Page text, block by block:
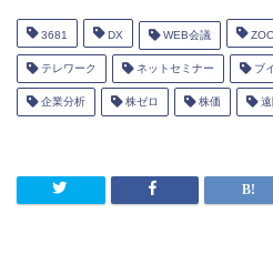
3681 DX WEB会議
テレワーク ネットセミナー ブ
企業分析 株ゼロ 株価 遠